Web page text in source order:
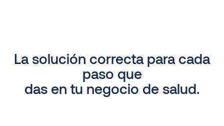
La solución correcta para cada
paso que
das en tu negocio de salud.